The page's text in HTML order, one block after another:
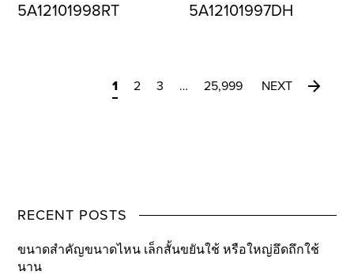
5A12101998RT 5A12101997DH
1 2 3 … 25,999 NEXT
RECENT POSTS
ขนาดสำคัญขนาดไหน เล็กสั้นขยันใช้ หรือใหญ่อึดถึกใช้
นาน